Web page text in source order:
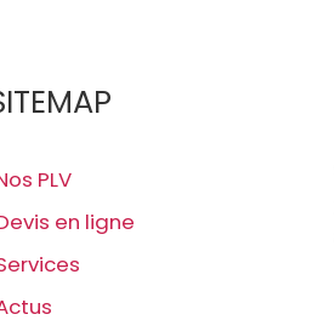
PLV
en ligne